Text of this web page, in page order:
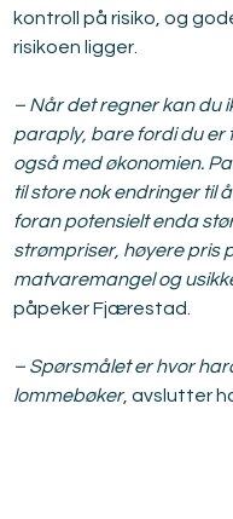
kontroll på risiko, og
risikoen ligger.
– Når det regner kan du
paraply, bare fordi du er
også med økonomien.
til store nok endringer til
foran potensielt enda
strømpriser, høyere pris
matvaremangel og
påpeker Fjærestad.
– Spørsmålet er hvor
lommebøker, avslutter